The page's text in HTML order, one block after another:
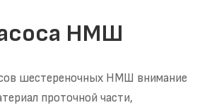
НМШ
шестереночных НМШ внимание
проточной части,